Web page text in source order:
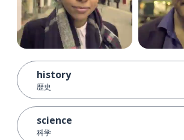
history
歴史
science
科学